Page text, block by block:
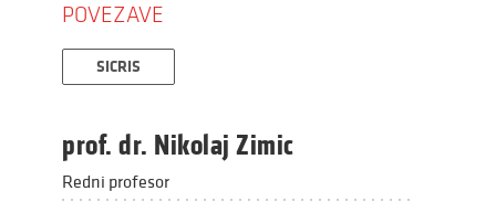
POVEZAVE
SICRIS
prof. dr. Nikolaj Zimic
Redni profesor